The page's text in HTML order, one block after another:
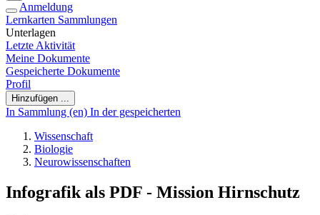
Anmeldung
Lernkarten Sammlungen
Unterlagen
Letzte Aktivität
Meine Dokumente
Gespeicherte Dokumente
Profil
Hinzufügen ...
In Sammlung (en) In der gespeicherten
Wissenschaft
Biologie
Neurowissenschaften
Infografik als PDF - Mission Hirnschutz